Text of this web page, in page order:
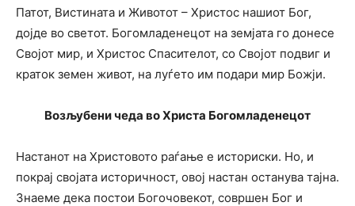
Патот, Вистината и Животот – Христос нашиот Бог,
дојде во светот. Богомладенецот на земјата го донесе
Својот мир, и Христос Спасителот, со Својот подвиг и
краток земен живот, на луѓето им подари мир Божји.
Возљубени чеда во Христа Богомладенецот
Настанот на Христовото раѓање е историски. Но, и
покрај својата историчност, овој настан останува тајна.
Знаеме дека постои Богочовекот, совршен Бог и